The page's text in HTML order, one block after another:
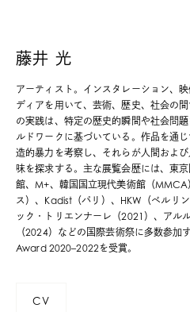
藤井 光
アーティスト。インスタレーション、
ディアを用いて、芸術、歴史、社会の
の実践は、特定の歴史的瞬間や社会問
ルドワークに基づいている。作品を通
造的暴力を考察し、それらが人間およ
味を探求する。主な展覧会歴には、東
館、M+、韓国国立現代美術館（
ス）、Kadist（パリ）、HKW（ベルリ
ック・トリエンナーレ（2021）、アル
（2024）などの国際芸術祭に多数参
Award 2020–2022を受賞。
CV